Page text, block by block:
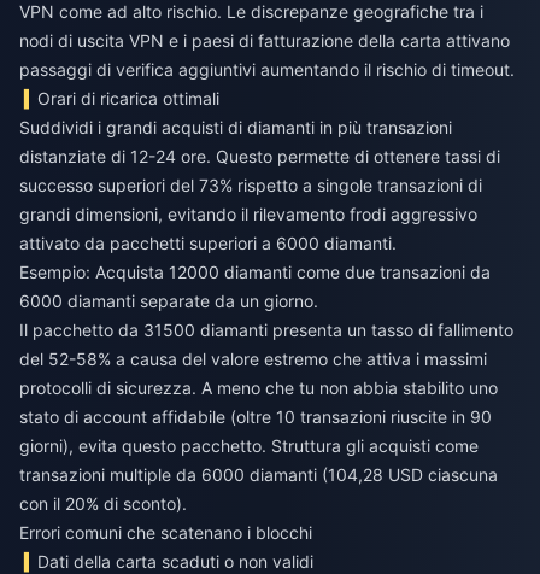
VPN come ad alto rischio. Le discrepanze geografiche tra i
nodi di uscita VPN e i paesi di fatturazione della carta attivano
passaggi di verifica aggiuntivi aumentando il rischio di timeout.
Orari di ricarica ottimali
Suddividi i grandi acquisti di diamanti in più transazioni
distanziate di 12-24 ore. Questo permette di ottenere tassi di
successo superiori del 73% rispetto a singole transazioni di
grandi dimensioni, evitando il rilevamento frodi aggressivo
attivato da pacchetti superiori a 6000 diamanti.
Esempio: Acquista 12000 diamanti come due transazioni da
6000 diamanti separate da un giorno.
Il pacchetto da 31500 diamanti presenta un tasso di fallimento
del 52-58% a causa del valore estremo che attiva i massimi
protocolli di sicurezza. A meno che tu non abbia stabilito uno
stato di account affidabile (oltre 10 transazioni riuscite in 90
giorni), evita questo pacchetto. Struttura gli acquisti come
transazioni multiple da 6000 diamanti (104,28 USD ciascuna
con il 20% di sconto).
Errori comuni che scatenano i blocchi
Dati della carta scaduti o non validi